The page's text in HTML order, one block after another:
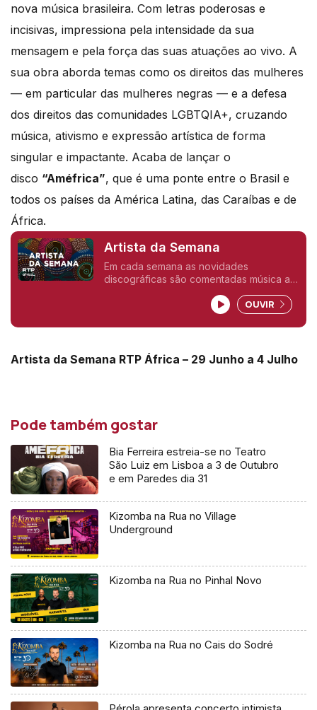
nova música brasileira. Com letras poderosas e
incisivas, impressiona pela intensidade da sua
mensagem e pela força das suas atuações ao vivo. A
sua obra aborda temas como os direitos das mulheres
— em particular das mulheres negras — e a defesa
dos direitos das comunidades LGBTQIA+, cruzando
música, ativismo e expressão artística de forma
singular e impactante. Acaba de lançar o
disco “Améfrica”, que é uma ponte entre o Brasil e
todos os países da América Latina, das Caraíbas e de
África.
Artista da Semana
Em cada semana as novidades
discográficas são comentadas música a
OUVIR
Artista da Semana RTP África – 29 Junho a 4 Julho
Pode também gostar
Bia Ferreira estreia-se no Teatro
São Luiz em Lisboa a 3 de Outubro
e em Paredes dia 31
Kizomba na Rua no Village
Underground
Kizomba na Rua no Pinhal Novo
Kizomba na Rua no Cais do Sodré